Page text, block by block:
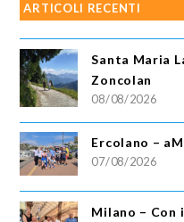
ARTICOLI RECENTI
Santa Maria
Zoncolan
08/08/2026
Ercolano –
07/08/2026
Milano – Con